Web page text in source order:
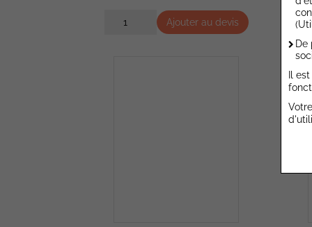
Ajouter au devis
De
Il